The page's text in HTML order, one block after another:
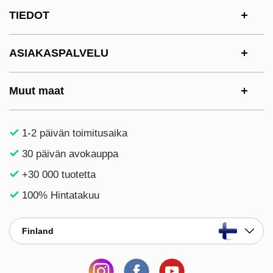
TIEDOT
ASIAKASPALVELU
Muut maat
1-2 päivän toimitusaika
30 päivän avokauppa
+30 000 tuotetta
100% Hintatakuu
Finland